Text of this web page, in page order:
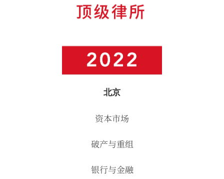
北京
资本市场
破产与重组
银行与金融